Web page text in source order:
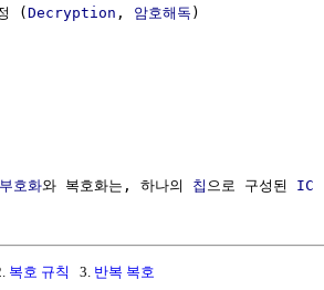
(Decryption , 암호해독 )
부호화와 복호화는, 하나의 칩 으로 구성된 IC
복호 규칙 3. 반복 복호